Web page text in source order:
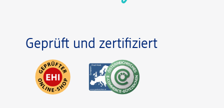
Geprüft und zertifiziert